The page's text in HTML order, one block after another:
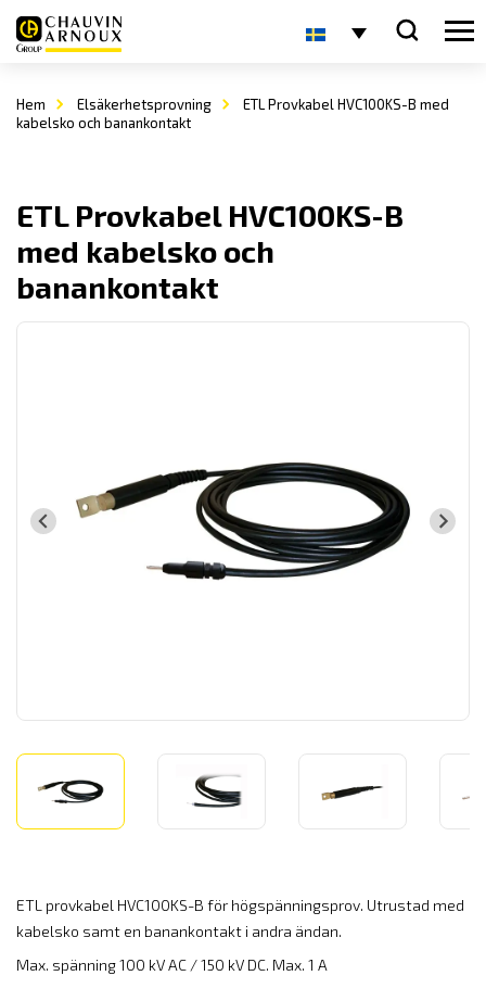
Hem Elsäkerhetsprovning
ETL Provkabel HVC100KS-B med
kabelsko och banankontakt
ETL Provkabel HVC100KS-B
med kabelsko och
banankontakt
ETL provkabel HVC100KS-B för högspänningsprov. Utrustad med
kabelsko samt en banankontakt i andra ändan.
Max. spänning 100 kV AC / 150 kV DC. Max. 1 A